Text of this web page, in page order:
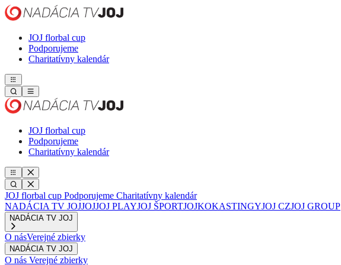
JOJ florbal cup
Podporujeme
Charitatívny kalendár
JOJ florbal cup
Podporujeme
Charitatívny kalendár
JOJ florbal cup Podporujeme Charitatívny kalendár
NADÁCIA TV JOJJOJJOJ PLAYJOJ ŠPORTJOJKOKASTINGYJOJ CZJOJ GROUP
NADÁCIA TV JOJ
O násVerejné zbierky
NADÁCIA TV JOJ
O nás Verejné zbierky